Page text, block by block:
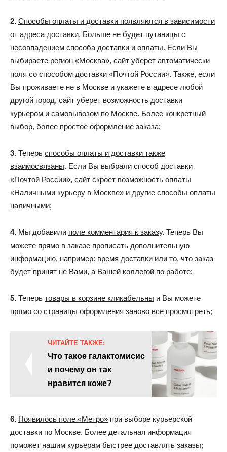
2. Способы оплаты и доставки появляются в зависимости
от адреса доставки. Больше не будет путаницы с
несовпадением способа доставки и оплаты. Если Вы
выбираете регион «Москва», сайт уберет автоматически
поля со способом доставки «Почтой России». Также, если
Вы проживаете не в Москве и укажете в адресе любой
другой город, сайт уберет возможность доставки
курьером и самовывозом по Москве. Более конкретный
выбор, более простое оформление заказа;
3. Теперь способы оплаты и доставки также
взаимосвязаны. Если Вы выбрали способ доставки
«Почтой России», сайт скроет возможность оплаты
«Наличными курьеру в Москве» и другие способы оплаты
наличными;
4. Мы добавили поле комментария к заказу. Теперь Вы
можете прямо в заказе прописать дополнительную
информацию, например: время доставки или то, что заказ
будет принят не Вами, а Вашей коллегой по работе;
5. Теперь товары в корзине кликабельны и Вы можете
прямо со страницы оформления заново все просмотреть;
ЧИТАЙТЕ ТАКЖЕ:
Что такое галактомисис
и почему он так
нравится коже?
6. Появилось поле «Метро» при выборе курьерской
доставки по Москве. Более детальная информация
поможет нашим курьерам быстрее доставлять заказы;